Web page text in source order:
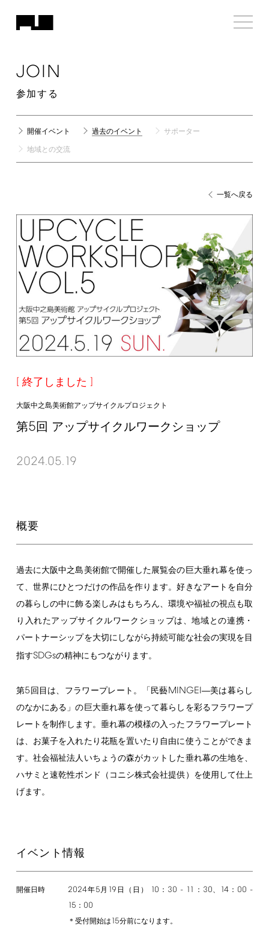
JOIN
参加する
開催イベント 過去のイベント サポーター
地域との交流
一覧へ戻る
終了しました
大阪中之島美術館アップサイクルプロジェクト
第5回 アップサイクルワークショップ
2024.05.19
概要
過去に大阪中之島美術館で開催した展覧会の巨大垂れ幕を使っ
て、世界にひとつだけの作品を作ります。好きなアートを自分
の暮らしの中に飾る楽しみはもちろん、環境や福祉の視点も取
り入れたアップサイクルワークショップは、地域との連携・
パートナーシップを大切にしながら持続可能な社会の実現を目
指すSDGsの精神にもつながります。
第5 回目は、フラワープレート。「民藝MINGEI―美は暮らし
のなかにある」の巨大垂れ幕を使って暮らしを彩るフラワープ
レートを制作します。垂れ幕の模様の入ったフラワープレート
は、お菓子を入れたり花瓶を置いたり自由に使うことができま
す。社会福祉法人いちょうの森がカットした垂れ幕の生地を、
ハサミと速乾性ボンド（コニシ株式会社提供）を使用して仕上
げます。
イベント情報
開催日時 2024年5月 19 日（日） 10 ： 30 - 11 ： 30、 14 ： 00 -
15 ： 00
＊受付開始は 15分前になります。